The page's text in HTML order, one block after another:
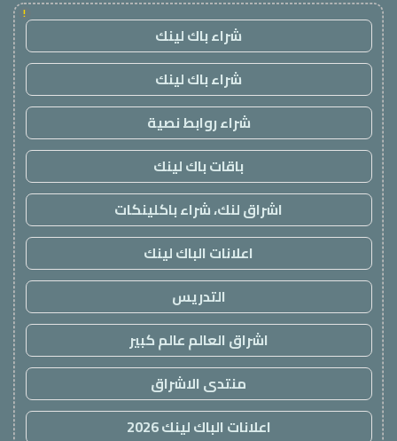
!
شراء باك لينك
شراء باك لينك
شراء روابط نصية
باقات باك لينك
اشراق لنك، شراء باكلينكات
اعلانات الباك لينك
التدريس
اشراق العالم عالم كبير
منتدى الاشراق
اعلانات الباك لينك 2026